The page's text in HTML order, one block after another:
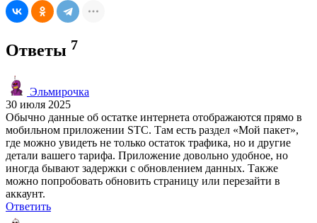
Ответы 7
Эльмирочка
30 июля 2025
Обычно данные об остатке интернета отображаются прямо в
мобильном приложении STC. Там есть раздел «Мой пакет»,
где можно увидеть не только остаток трафика, но и другие
детали вашего тарифа. Приложение довольно удобное, но
иногда бывают задержки с обновлением данных. Также
можно попробовать обновить страницу или перезайти в
аккаунт.
Ответить